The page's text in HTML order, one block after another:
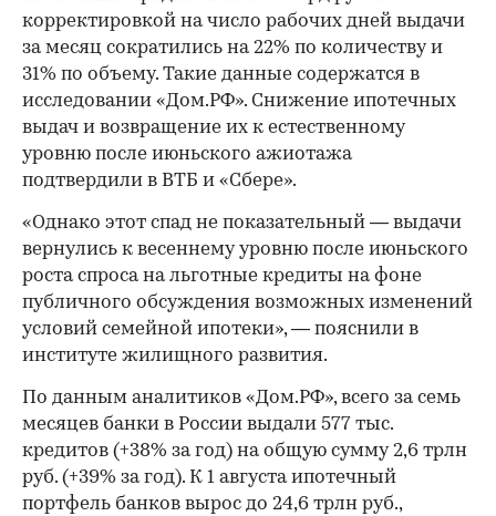
корректировкой на число рабочих дней выдачи
за месяц сократились на 22% по количеству и
31% по объему. Такие данные содержатся в
исследовании «Дом.РФ». Снижение ипотечных
выдач и возвращение их к естественному
уровню после июньского ажиотажа
подтвердили в ВТБ и «Сбере».
«Однако этот спад не показательный — выдачи
вернулись к весеннему уровню после июньского
роста спроса на льготные кредиты на фоне
публичного обсуждения возможных изменений
условий семейной ипотеки», — пояснили в
институте жилищного развития.
По данным аналитиков «Дом.РФ», всего за семь
месяцев банки в России выдали 577 тыс.
кредитов (+38% за год) на общую сумму 2,6 трлн
руб. (+39% за год). К 1 августа ипотечный
портфель банков вырос до 24,6 трлн руб.,